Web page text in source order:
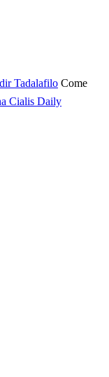
Tadalafilo Come
Cialis Daily